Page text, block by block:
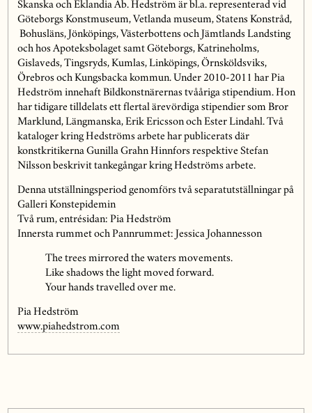
Skanska och Eklandia Ab. Hedström är bl.a. representerad vid
Göteborgs Konstmuseum, Vetlanda museum, Statens Konstråd,
Bohusläns, Jönköpings, Västerbottens och Jämtlands Landsting
och hos Apoteksbolaget samt Göteborgs, Katrineholms,
Gislaveds, Tingsryds, Kumlas, Linköpings, Örnsköldsviks,
Örebros och Kungsbacka kommun. Under 2010-2011 har Pia
Hedström innehaft Bildkonstnärernas tvååriga stipendium. Hon
har tidigare tilldelats ett flertal ärevördiga stipendier som Bror
Marklund, Längmanska, Erik Ericsson och Ester Lindahl. Två
kataloger kring Hedströms arbete har publicerats där
konstkritikerna Gunilla Grahn Hinnfors respektive Stefan
Nilsson beskrivit tankegångar kring Hedströms arbete.
Denna utställningsperiod genomförs två separatutställningar på
Galleri Konstepidemin
Två rum, entrésidan: Pia Hedström
Innersta rummet och Pannrummet: Jessica Johannesson
The trees mirrored the waters movements.
Like shadows the light moved forward.
Your hands travelled over me.
Pia Hedström
www.piahedstrom.com